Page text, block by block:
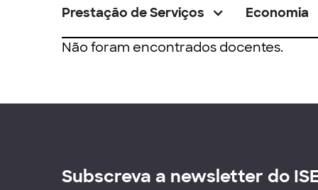
Prestação de Serviços Economia
Não foram encontrados docentes.
Subscreva a newsletter do